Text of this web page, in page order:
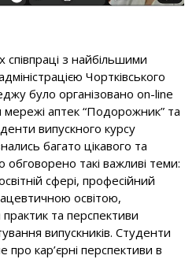
співпраці з найбільшими
Чортківського
було організовано on-line
мережі аптек “Подорожник” та
випускного курсу
багато цікавого та
обговорено такі важливі теми:
сфері, професійний
освітою,
та перспективи
випускників. Студенти
кар’єрні перспективи в